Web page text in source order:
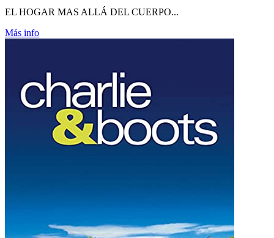
EL HOGAR MAS ALLÁ DEL CUERPO...
Más info